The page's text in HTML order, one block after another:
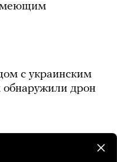
с украинским
дрон